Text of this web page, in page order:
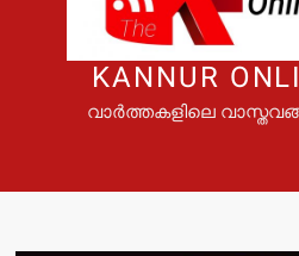
KANNUR
വാർത്തകളിലെ